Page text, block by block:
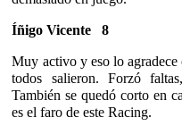
Íñigo Vicente 8
Muy activo y eso lo
todos salieron. Forzó
También se quedó corto en
es el faro de este Racing.